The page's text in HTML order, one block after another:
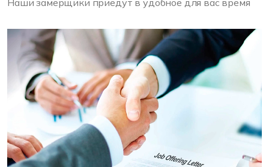
Наши замерщики приедут в удобное для вас время